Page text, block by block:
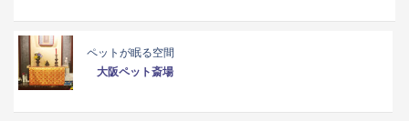
ペットが眠る空間
大阪ペット斎場